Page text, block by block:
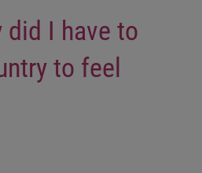
did I have to
to feel